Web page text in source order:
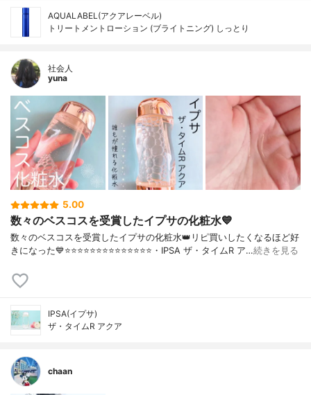
AQUALABEL(アクアレーベル)
トリートメントローション (ブライトニング) しっとり
社会人
yuna
5.00
数々のベスコスを受賞したイプサの化粧水💙
数々のベスコスを受賞したイプサの化粧水👑リピ買いしたくなるほど好
きになった💙⭐️⭐️⭐️⭐️⭐️⭐️⭐️⭐️⭐️⭐️⭐️⭐️⭐️⭐️・IPSA ザ・タイムR ア…続きを見る
IPSA(イプサ)
ザ・タイムR アクア
chaan